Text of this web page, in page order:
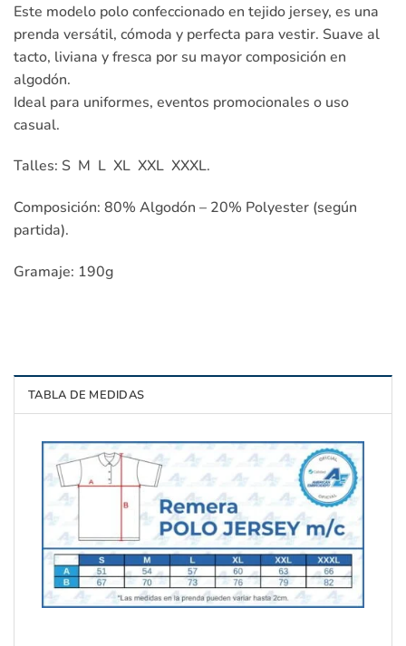
Este modelo polo confeccionado en tejido jersey, es una
prenda versátil, cómoda y perfecta para vestir. Suave al
tacto, liviana y fresca por su mayor composición en
algodón.
Ideal para uniformes, eventos promocionales o uso
casual.
Talles: S M L XL XXL XXXL.
Composición: 80% Algodón – 20% Polyester (según
partida).
Gramaje: 190g
TABLA DE MEDIDAS